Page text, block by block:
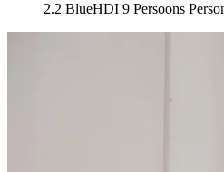
2.2 BlueHDI 9 Persoons